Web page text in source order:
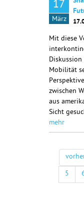
17
März
Mit diese
Mobilität
zwischen
aus
Sicht
mehr
5